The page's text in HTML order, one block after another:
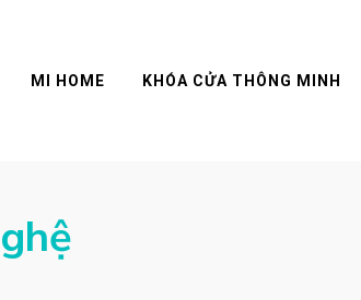
MI HOME KHÓA CỬA THÔNG MINH